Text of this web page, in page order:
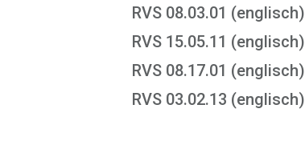
RVS 08.03.01 (englisch)
RVS 15.05.11 (englisch)
RVS 08.17.01 (englisch)
RVS 03.02.13 (englisch)